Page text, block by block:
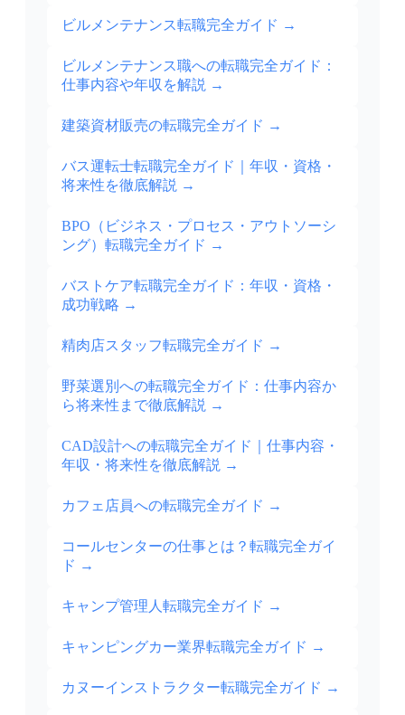
ビルメンテナンス転職完全ガイド →
ビルメンテナンス職への転職完全ガイド：
仕事内容や年収を解説 →
建築資材販売の転職完全ガイド →
バス運転士転職完全ガイド｜年収・資格・
将来性を徹底解説 →
BPO（ビジネス・プロセス・アウトソーシ
ング）転職完全ガイド →
バストケア転職完全ガイド：年収・資格・
成功戦略 →
精肉店スタッフ転職完全ガイド →
野菜選別への転職完全ガイド：仕事内容か
ら将来性まで徹底解説 →
CAD設計への転職完全ガイド｜仕事内容・
年収・将来性を徹底解説 →
カフェ店員への転職完全ガイド →
コールセンターの仕事とは？転職完全ガイ
ド →
キャンプ管理人転職完全ガイド →
キャンピングカー業界転職完全ガイド →
カヌーインストラクター転職完全ガイド →